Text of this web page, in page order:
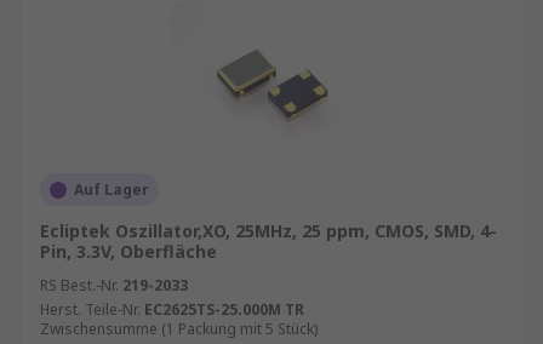
Auf Lager
Ecliptek Oszillator,XO, 25MHz, 25 ppm, CMOS, SMD, 4-
Pin, 3.3V, Oberfläche
RS Best.-Nr. 219-2033
Herst. Teile-Nr. EC2625TS-25.000M TR
Zwischensumme (1 Packung mit 5 Stück)